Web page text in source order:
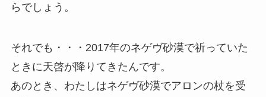
らでしょう。
それでも・・・2017年のネゲヴ砂漠で祈っていた
ときに天啓が降りてきたんです。
あのとき、わたしはネゲヴ砂漠でアロンの杖を受